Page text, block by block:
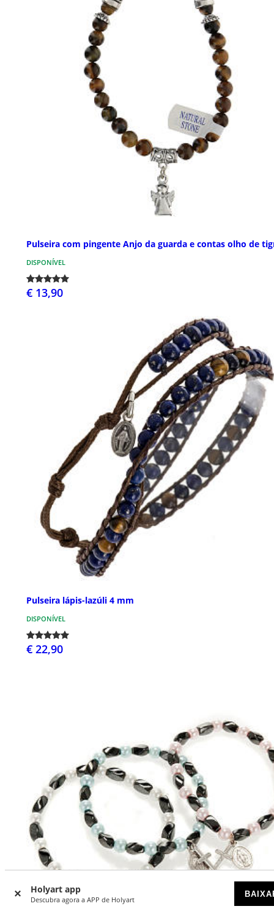
Holyart app
Descubra agora a APP de Holyart
Pulseira com pingente Anjo da guarda e contas olho de
DISPONÍVEL
€ 13,90
Pulseira lápis-lazúli 4 mm
DISPONÍVEL
€ 22,90